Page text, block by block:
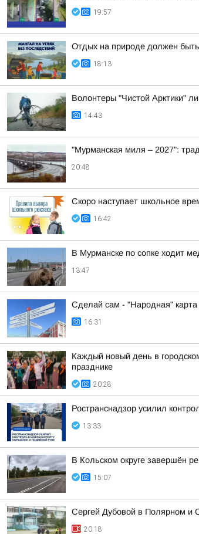
19:57
Отдых на природе должен
18:13
Волонтеры "Чистой Арктики"
14:43
"Мурманская миля – 2027":
20:48
Скоро наступает школьное
16:42
В Мурманске по сопке ходит
13:47
Сделай сам - "Народная"
16:31
Каждый новый день в
празднике
20:28
Ространснадзор усилил
13:33
В Кольском округе завершён
15:07
Сергей Дубовой в Полярном и
20:18